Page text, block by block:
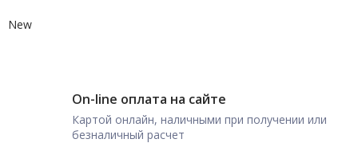
New
On-line оплата на сайте
Картой онлайн, наличными при получении или
безналичный расчет